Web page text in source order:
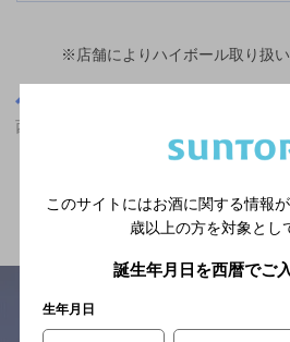
※店舗によりハイボール取り扱い
西ヶ原四丁目駅(東京都)周辺500mでクー
関連ページ
このサイトにはお酒に関する情報
歳以上の方を対象とし
誕生年月日を西暦でご
生年月日